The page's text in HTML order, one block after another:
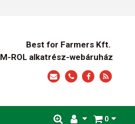
Best for Farmers Kft.
M-ROL alkatrész-webáruház
0